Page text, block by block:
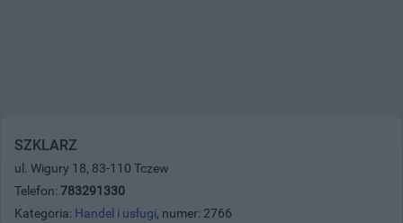
SZKLARZ
ul. Wigury 18, 83-110 Tczew
Telefon: 783291330
Kategoria: Handel i usługi, numer: 2766